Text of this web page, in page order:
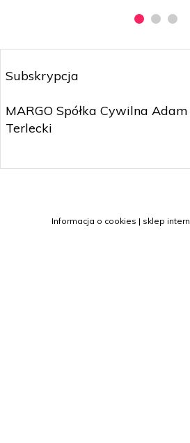
Subskrypcja
MARGO Spółka Cywilna
Terlecki
Informacja o cookies | sklep